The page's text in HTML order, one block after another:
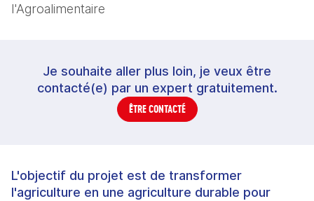
l'Agroalimentaire
Je souhaite aller plus loin, je veux être
contacté(e) par un expert gratuitement.
ÊTRE CONTACTÉ
L'objectif du projet est de transformer
l'agriculture en une agriculture durable pour